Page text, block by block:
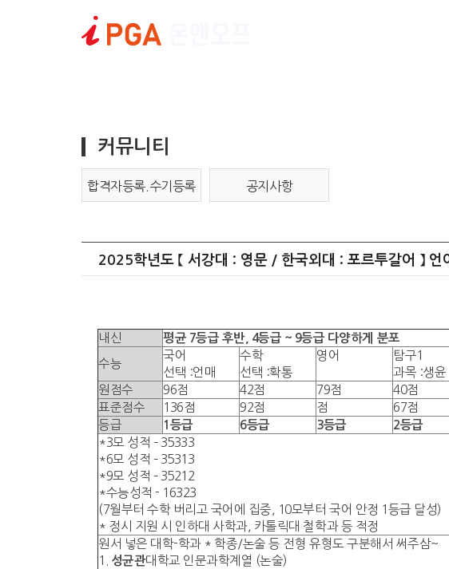
커뮤니티
합격자등록.수기등록 공지사항
2025학년도 【 서강대 : 영문 / 한국외대 : 포르투갈어 】 언
내신 평균 7등급 후반, 4등급 ~ 9등급 다양하게 분포
수능
국어
선택 :언매
수학
선택 :확통
영어
탐구1
과목 :생윤
원점수
96점 42점 79점 40점
표준점수
136점 92점 점 67점
등급
1등급 6등급 3등급 2등급
*3모 성적 – 35333
*6모 성적 – 35313
*9모 성적 – 35212
*수능성적 - 16323
(7월부터 수학 버리고 국어에 집중, 10모부터 국어 안정 1등급 달성)
* 정시 지원 시 인하대 사학과, 카톨릭대 철학과 등 적정
원서 넣은 대학-학과 * 학종/논술 등 전형 유형도 구분해서 써주삼~
1. 성균관대학교 인문과학계열 (논술)